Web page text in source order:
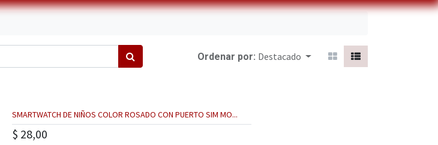
Ordenar por: Destacado
SMARTWATCH DE NIÑOS COLOR ROSADO CON PUERTO SIM MO...
$ 28,00